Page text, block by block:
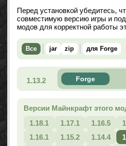
Перед установкой убедитесь,
совместимую версию игры и
модов для корректной работы
Все jar zip для Forge
1.13.2 Forge
Версии Майнкрафт этого
1.18.1
1.17.1 1.16.5
1.16.1
1.15.2 1.14.4